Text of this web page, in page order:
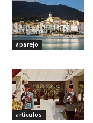
aparejo
artículos